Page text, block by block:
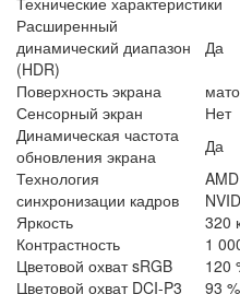
Расширенный
динамический диапазон
(HDR)
Да
Поверхность экрана
Сенсорный экран
Нет
Динамическая частота
обновления экрана
Да
Технология
синхронизации кадров
Яркость
320
Контрастность
1
Цветовой охват sRGB
120
Цветовой охват DCI-P3
93 %